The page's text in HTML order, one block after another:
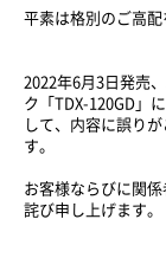
平素は格別のご高配
2022年6月3日発売
ク「TDX-120GD」
して、内容に誤り
す。
お客様ならびに関
詫び申し上げます。